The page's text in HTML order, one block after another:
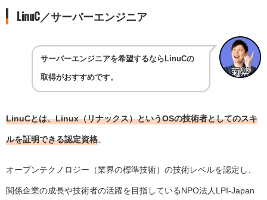
LinuC／サーバーエンジニア
サーバーエンジニアを希望するならLinuCの
取得がおすすめです。
LinuCとは、Linux（リナックス）というOSの技術者としてのスキ
ルを証明できる認定資格。
オープンテクノロジー（業界の標準技術）の技術レベルを認定し、
関係企業の成長や技術者の活躍を目指しているNPO法人LPI-Japan